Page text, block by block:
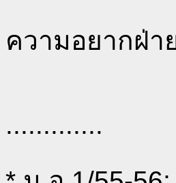
ความอยากฝ่า
.............